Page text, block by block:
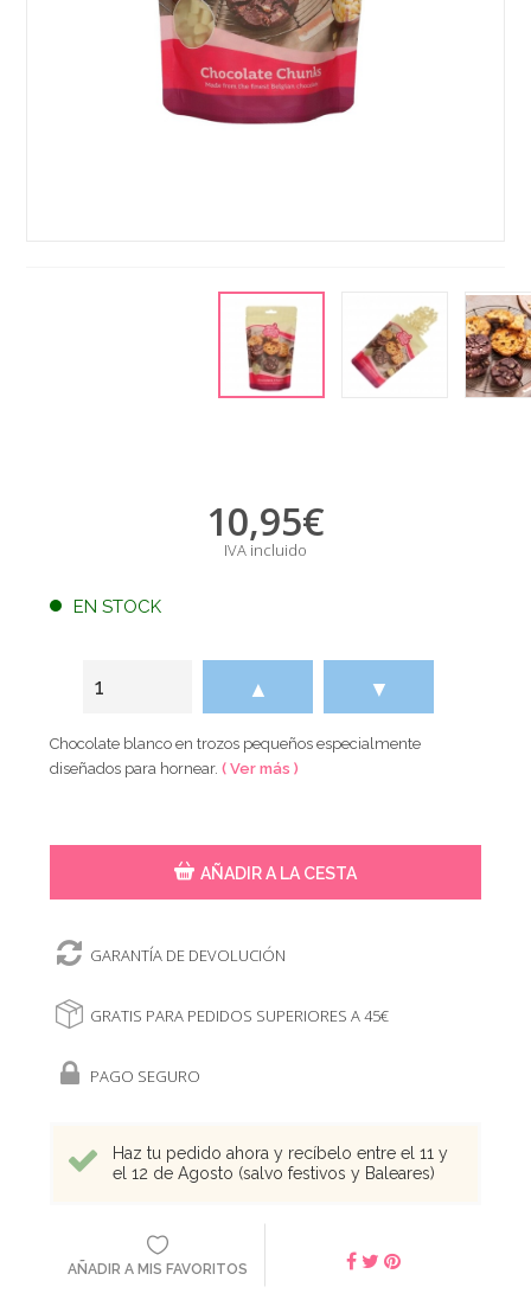
10,95€
IVA incluido
EN STOCK
▲ ▼
Chocolate blanco en trozos pequeños especialmente
diseñados para hornear.( Ver más )
AÑADIR A LA CESTA
GARANTÍA DE DEVOLUCIÓN
GRATIS PARA PEDIDOS SUPERIORES A 45€
PAGO SEGURO
Haz tu pedido ahora y recíbelo entre el 11 y
el 12 de Agosto (salvo festivos y Baleares)
AÑADIR A MIS FAVORITOS